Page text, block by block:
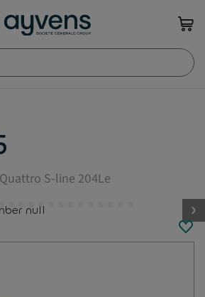
S-line 204Le